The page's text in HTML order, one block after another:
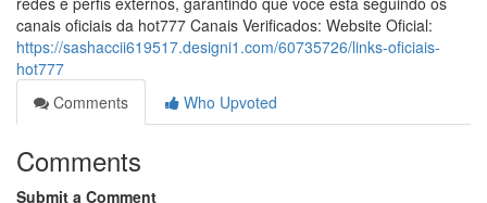
canais oficiais da hot777 Canais Verificados: Website Oficial:
https://sashaccii619517.designi1.com/60735726/links-oficiais-
hot777
Comments
Who Upvoted
Comments
Submit a Comment